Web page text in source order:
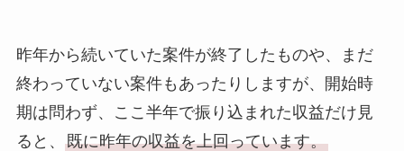
昨年から続いていた案件が終了したものや、まだ
終わっていない案件もあったりしますが、開始時
期は問わず、ここ半年で振り込まれた収益だけ見
ると、 既に昨年の収益を上回っています。